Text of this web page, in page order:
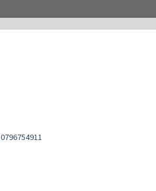
0796754911